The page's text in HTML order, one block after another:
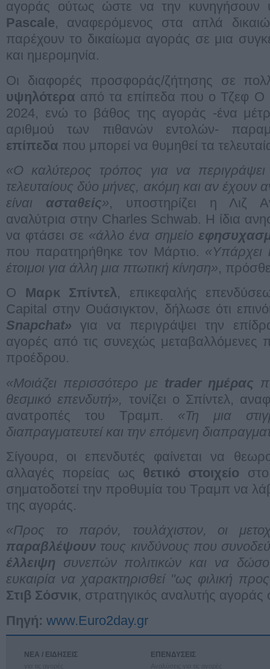
αγοράς ούτως ώστε να την κυνηγήσουν
Pascale, αναφερόμενος στα απλά
παρέχουν το δικαίωμα αγοράς σε μια
και ημερομηνία.
Οι διαφορές προσφοράς/ζήτησης σε
υψηλότερα από τα επίπεδα που ο Τζεφ Ο
2024, ενώ το βάθος της αγοράς -ένα
αριθμού των πιθανών εντολών-
επίπεδα που μπορεί να θυμηθεί τα
«Ο καλύτερος τρόπος για να περιγράψει
τελευταίους δύο μήνες, ακόμη και αν έχουν
είναι ασταθείς», υποστηρίζει η Λιζ
αναλύτρια στην Charles Schwab. Η ίδια
να φτάσει σε «άλλο ένα σημείο
που παρατηρήθηκε τον Μάρτιο. «Υπάρχει
έτοιμοι για άλλη μια πτωτική κίνηση»,
Ο Μαρκ Σπίντελ, επικεφαλής
Capital στην Ουάσιγκτον, δήλωσε ότι
Snapchat» για να περιγράψει την
αγορές από τις συνεχώς μεταβαλλόμενες
προέδρου.
«Μοιάζει περισσότερο με trader ημέρας
θεσμικό επενδυτή», τονίζει ο Σπίντελ,
ανατροπές του Τραμπ. «Τη μια
διαπραγματευτεί και την επόμενη
Σίγουρα, οι επενδυτές φαίνεται να
αλλαγές πορείας ως θετικό στοιχείο
σηματοδοτεί την προθυμία του Τραμπ να
της αγοράς.
«Προς το παρόν, τουλάχιστον, οι
παραβλέψουν τους κινδύνους που
έλλειψη συνεπών πολιτικών και να
ευκαιρία να χαρακτηρισθεί "ως φιλική
Στιβ Σόσνικ, στρατηγικός αναλυτής
Πηγή: www.Euro2day.gr
ΝΕΑ / ΕΙΔΗΣΕΙΣ ΕΠΕΝΔΥΣΕΙΣ